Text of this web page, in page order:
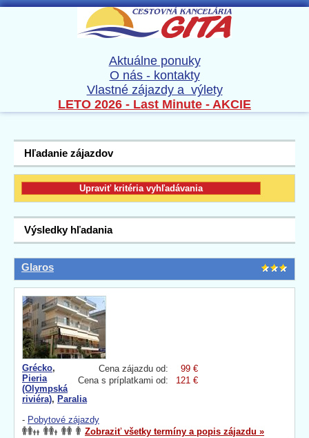
Aktuálne ponuky
O nás - kontakty
Vlastné zájazdy a výlety
LETO 2026 - Last Minute - AKCIE
Hľadanie zájazdov
Výsledky hľadania
Glaros
Cena zájazdu od:
99 €
Cena s príplatkami od:
121 €
Grécko,
Pieria
(Olympská
riviéra), Paralia
- Pobytové zájazdy
Zobraziť všetky termíny a popis zájazdu »